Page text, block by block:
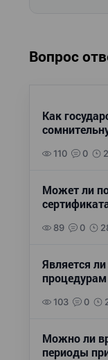
Вопрос
Как
110 0
Может ли
89 0
Является
103 0
Можно ли
периоды